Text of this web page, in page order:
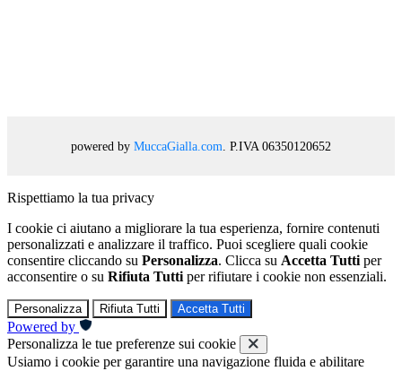
powered by MuccaGialla.com . P.IVA 06350120652
Rispettiamo la tua privacy
I cookie ci aiutano a migliorare la tua esperienza, fornire contenuti
personalizzati e analizzare il traffico. Puoi scegliere quali cookie
consentire cliccando su Personalizza. Clicca su Accetta Tutti per
acconsentire o su Rifiuta Tutti per rifiutare i cookie non essenziali.
Personalizza Rifiuta Tutti Accetta Tutti
Powered by
Personalizza le tue preferenze sui cookie
Usiamo i cookie per garantire una navigazione fluida e abilitare